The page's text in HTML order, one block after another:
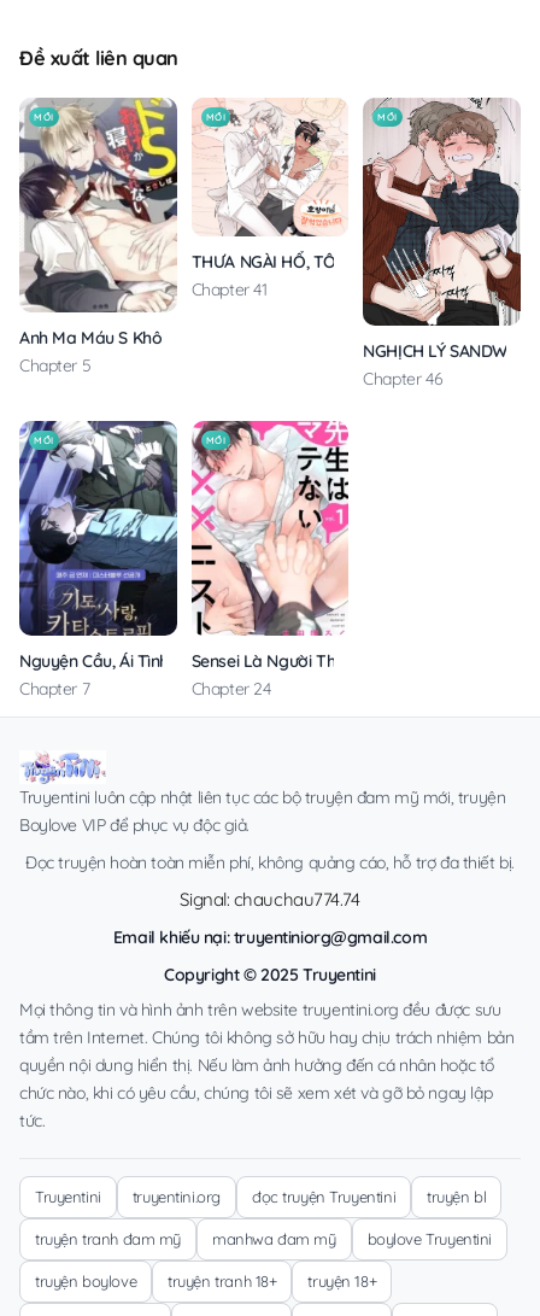
Đề xuất liên quan
MỚI
Anh Ma Máu S Không Cho Tôi Ngủ Yên
Chapter 5
MỚI
THƯA NGÀI HỔ, TÔI ĐÃ ĂN RẤT NGON MIỆNG
Chapter 41
MỚI
NGHỊCH LÝ SANDWICH
Chapter 46
MỚI
Nguyện Cầu, Ái Tình, Tai Ương
Chapter 7
MỚI
Sensei Là Người Thích Chơi Mông
Chapter 24
Truyentini luôn cập nhật liên tục các bộ truyện đam mỹ mới, truyện
Boylove VIP để phục vụ độc giả.
Đọc truyện hoàn toàn miễn phí, không quảng cáo, hỗ trợ đa thiết bị.
Signal: chauchau774.74
Email khiếu nại:truyentiniorg@gmail.com
Copyright © 2025 Truyentini
Mọi thông tin và hình ảnh trên website truyentini.org đều được sưu
tầm trên Internet. Chúng tôi không sở hữu hay chịu trách nhiệm bản
quyền nội dung hiển thị. Nếu làm ảnh hưởng đến cá nhân hoặc tổ
chức nào, khi có yêu cầu, chúng tôi sẽ xem xét và gỡ bỏ ngay lập
tức.
Truyentini truyentini.org đọc truyện Truyentini truyện bl
truyện tranh đam mỹ manhwa đam mỹ boylove Truyentini
truyện boylove truyện tranh 18+ truyện 18+